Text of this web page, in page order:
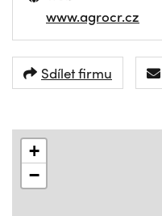
www.agrocr.cz
Sdílet firmu
+
−